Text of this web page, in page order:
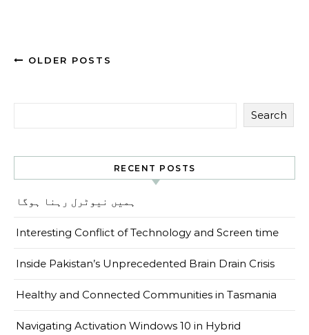
OLDER POSTS
Search
RECENT POSTS
ہمیں نیوٹرل رہنا ہوگا
Interesting Conflict of Technology and Screen time
Inside Pakistan’s Unprecedented Brain Drain Crisis
Healthy and Connected Communities in Tasmania
Navigating Activation Windows 10 in Hybrid